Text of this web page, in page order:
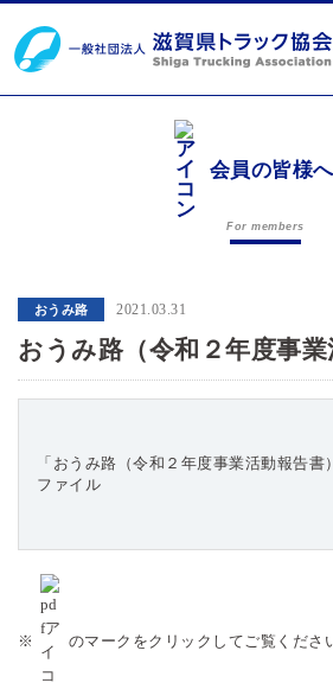
会員の皆様へ
For members
おうみ路 2021.03.31
おうみ路（令和２年度事業
「おうみ路（令和２年度事業活動報告書
ファイル
※ のマークをクリックしてご覧くださ